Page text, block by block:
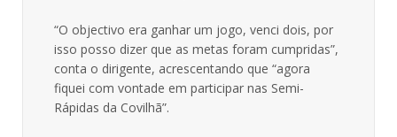
“O objectivo era ganhar um jogo, venci dois, por
isso posso dizer que as metas foram cumpridas”,
conta o dirigente, acrescentando que “agora
fiquei com vontade em participar nas Semi-
Rápidas da Covilhã”.